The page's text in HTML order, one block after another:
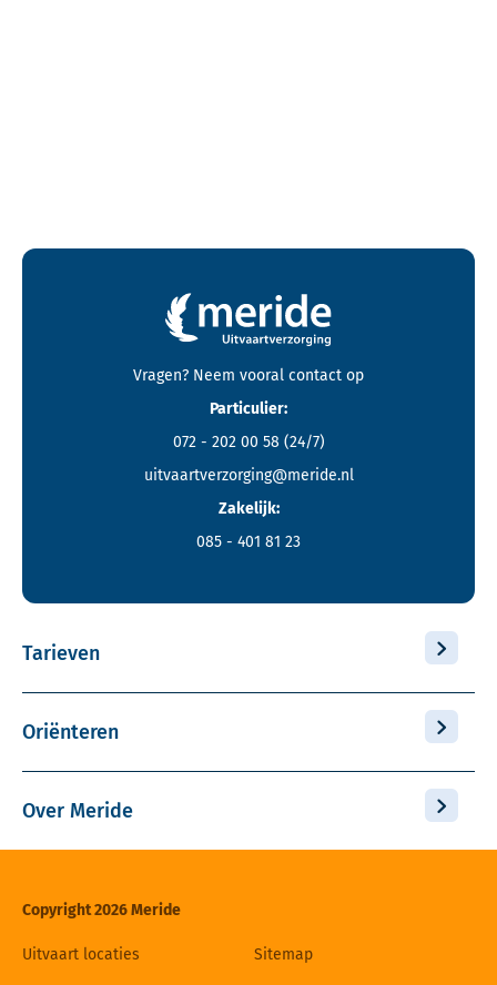
Contactgegevens en footer menu van Meride
Vragen? Neem vooral contact op
Particulier:
072 - 202 00 58 (24/7)
uitvaartverzorging@meride.nl
Zakelijk:
085 - 401 81 23
Tarieven
Oriënteren
Over Meride
Copyright 2026 Meride
Uitvaart locaties Sitemap